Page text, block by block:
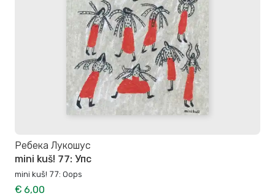
Ребека Лукошус
mini kuš! 77: Упс
mini kuš! 77: Oops
€ 6,00